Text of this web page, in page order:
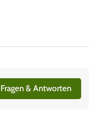
Fragen & Antworten